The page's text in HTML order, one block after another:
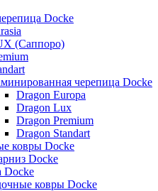
Docke
(Саппоро)
черепица Docke
Dragon Europa
Dragon Lux
Dragon Premium
Dragon Standart
ковры Docke
Docke
Docke
ковры Docke